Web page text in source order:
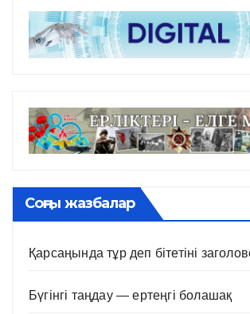
Соңғы жазбалар
Қарсаңында тұр деп бітетіні
Бүгінгі таңдау — ертеңгі болашақ